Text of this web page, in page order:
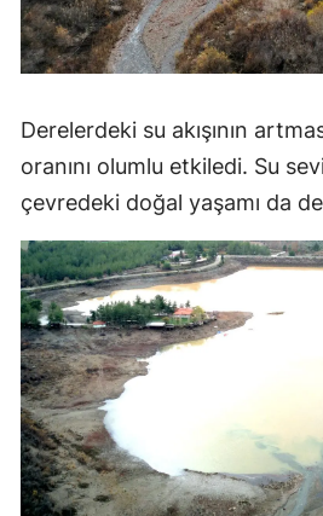
Derelerdeki su akışının
oranını olumlu etkiledi. Su
çevredeki doğal yaşamı da